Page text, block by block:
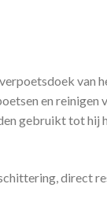
van
en reinigen
gebruikt tot hij
direct